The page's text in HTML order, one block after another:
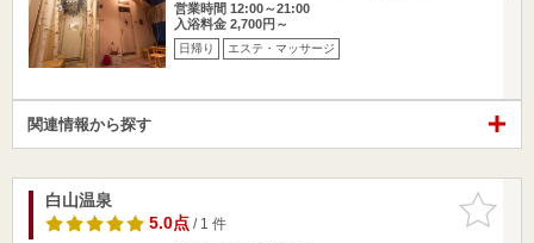
営業時間 12:00～21:00
入浴料金 2,700円～
日帰り エステ・マッサージ
関連情報から探す
お気に入
りに追加
白山温泉
5.0点/ 1 件